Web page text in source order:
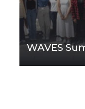
WAVES